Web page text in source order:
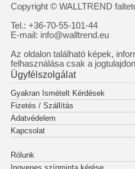
Copyright © WALLTREND
Tel.: +36-70-55-101-44
E-mail: info@walltrend.eu
Az oldalon található képek,
felhasználása csak a
Ügyfélszolgálat
Gyakran Ismételt Kérdések
Fizetés / Szállítás
Adatvédelem
Kapcsolat
Rólunk